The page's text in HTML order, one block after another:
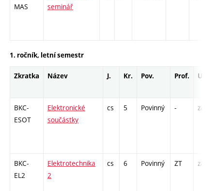
MAS
seminář
1. ročník, letní semestr
Zkratka Název J. Kr. Pov. Prof. Uk.
BKC-
ESOT
Elektronické
součástky
cs 5 Povinný - zá,zk
BKC-
EL2
Elektrotechnika
2
cs 6 Povinný ZT zá,zk